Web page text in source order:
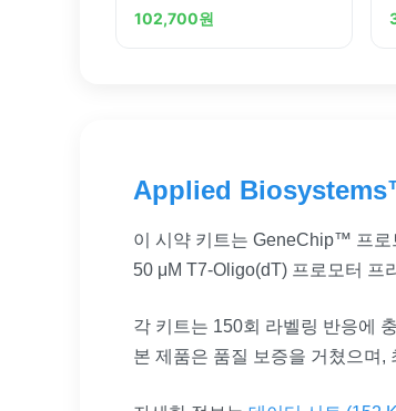
Primer 17-mer
102,700원
Applied
이 시약 키트는 GeneChip™ 프로
50 μM T7-Oligo(dT) 프로모터 프
각 키트는 150회 라벨링 반응에
본 제품은 품질 보증을 거쳤으며,